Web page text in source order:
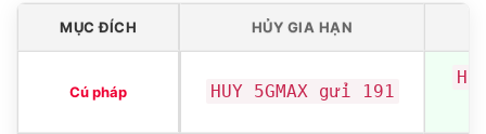
MỤC ĐÍCH HỦY GIA HẠN
Cú pháp HUY 5GMAX gửi 191